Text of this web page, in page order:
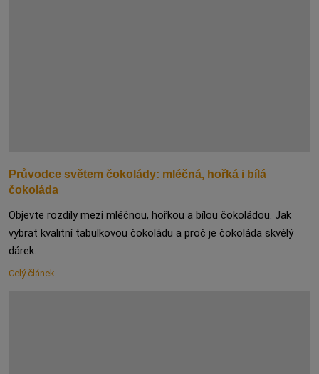
Průvodce světem čokolády: mléčná, hořká i bílá
čokoláda
Objevte rozdíly mezi mléčnou, hořkou a bílou čokoládou. Jak
vybrat kvalitní tabulkovou čokoládu a proč je čokoláda skvělý
dárek.
Celý článek